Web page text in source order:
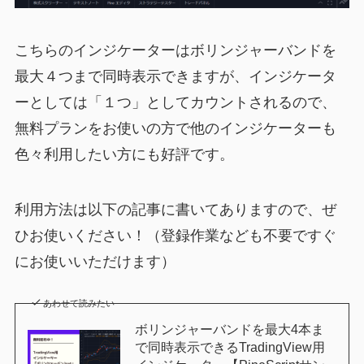
こちらのインジケーターはボリンジャーバンドを
最大４つまで同時表示できますが、インジケータ
ーとしては「１つ」としてカウントされるので、
無料プランをお使いの方で他のインジケーターも
色々利用したい方にも好評です。
利用方法は以下の記事に書いてありますので、ぜ
ひお使いください！（登録作業なども不要ですぐ
にお使いいただけます）
あわせて読みたい
ボリンジャーバンドを最大4本ま
で同時表示できるTradingView用